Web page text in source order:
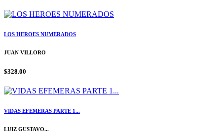
LOS HEROES NUMERADOS
JUAN VILLORO
$328.00
VIDAS EFEMERAS PARTE 1...
LUIZ GUSTAVO...